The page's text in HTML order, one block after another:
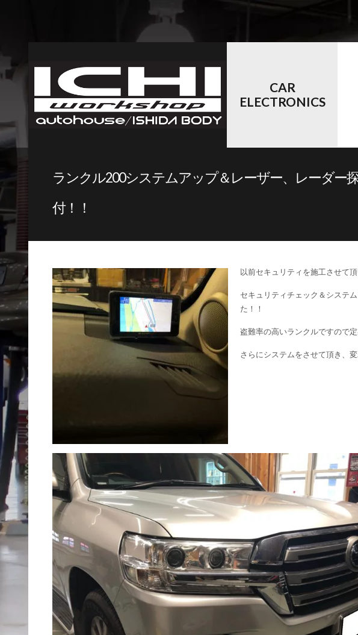
CAR
ELECTRONICS
ランクル200システムアップ＆レーザー、レーダー
付！！
以前セキュリティを施工させて
セキュリティチェック＆システ
た！！
盗難率の高いランクルですので
さらにシステムをさせて頂き、